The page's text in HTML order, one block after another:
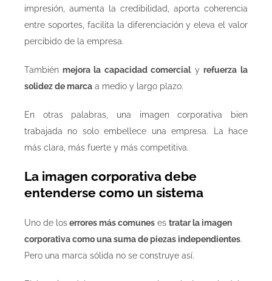
impresión, aumenta la credibilidad, aporta coherencia
entre soportes, facilita la diferenciación y eleva el valor
percibido de la empresa.
También mejora la capacidad comercialyrefuerza la
solidez de marca a medio y largo plazo.
En otras palabras, una imagen corporativa bien
trabajada no solo embellece una empresa. La hace
más clara, más fuerte y más competitiva.
La imagen corporativa debe
entenderse como un sistema
Uno de loserrores más comunes es tratar la imagen
corporativa como una suma de piezas independientes.
Pero una marca sólida no se construye así.